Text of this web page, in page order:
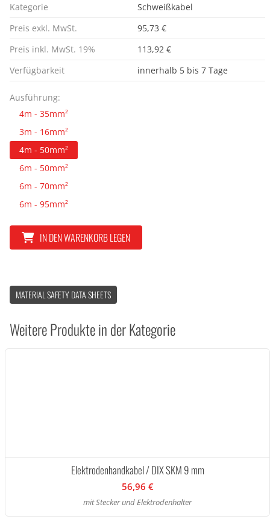
Kategorie
Schweißkabel
Preis exkl. MwSt.
95,73 €
Preis inkl. MwSt. 19%
113,92 €
Verfügbarkeit
innerhalb 5 bis 7 Tage
Ausführung:
4m - 35mm²
3m - 16mm²
4m - 50mm²
6m - 50mm²
6m - 70mm²
6m - 95mm²
IN DEN WARENKORB LEGEN
MATERIAL SAFETY DATA SHEETS
Weitere Produkte in der Kategorie
Elektrodenhandkabel / DIX SKM 9 mm
56,96 €
mit Stecker und Elektrodenhalter